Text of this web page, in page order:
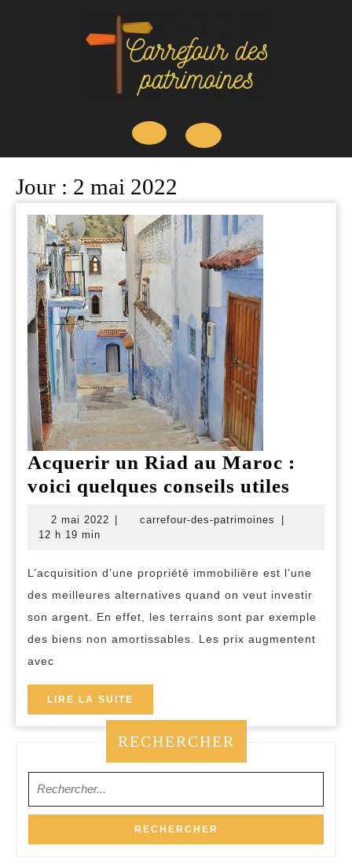
Open
Button
Jour : 2 mai 2022
Acquerir un Riad au Maroc :
voici quelques conseils utiles
Maroc
:
voici
2 mai 2022 2
carrefour-des-patrimoines
carrefour-
12 h 19 min
L’acquisition d’une propriété immobilière est l’une
des meilleures alternatives quand on veut investir
son argent. En effet, les terrains sont par exemple
des biens non amortissables. Les prix augmentent
avec
LIRE LA SUITE
LA
RECHERCHER
for: